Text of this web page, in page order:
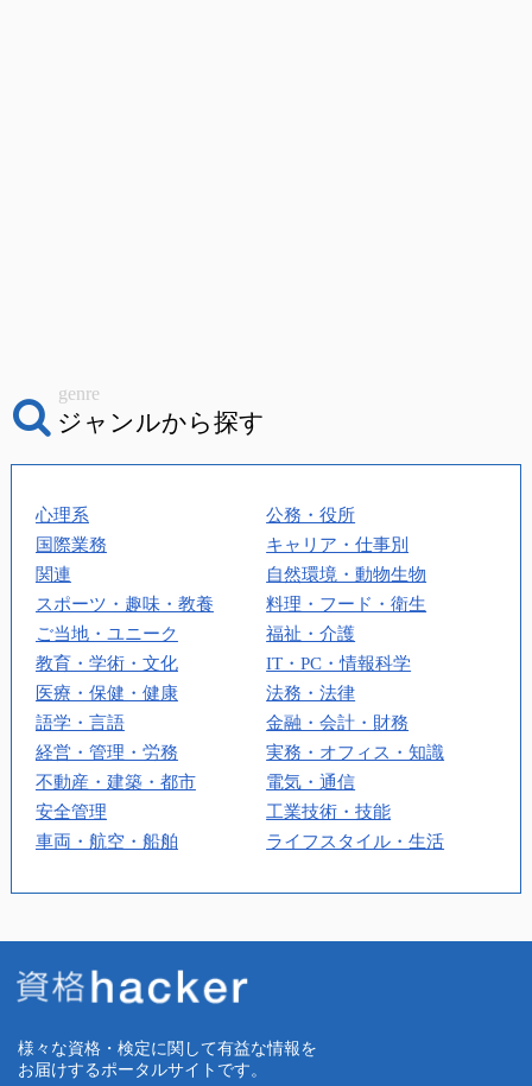
ジャンルから探す
genre
心理系
公務・役所
国際業務
キャリア・仕事別
関連
自然環境・動物生物
スポーツ・趣味・教養
料理・フード・衛生
ご当地・ユニーク
福祉・介護
教育・学術・文化
IT・PC・情報科学
医療・保健・健康
法務・法律
語学・言語
金融・会計・財務
経営・管理・労務
実務・オフィス・知識
不動産・建築・都市
電気・通信
安全管理
工業技術・技能
車両・航空・船舶
ライフスタイル・生活
様々な資格・検定に関して有益な情報を
お届けするポータルサイトです。